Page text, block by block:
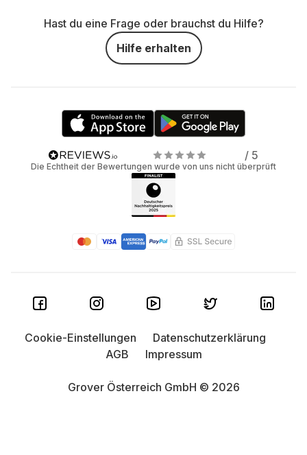
Hast du eine Frage oder brauchst du Hilfe?
Hilfe erhalten
/ 5
Die Echtheit der Bewertungen wurde von uns nicht überprüft
Grover Österreich GmbH © 2026
Cookie-Einstellungen
Datenschutzerklärung
AGB
Impressum